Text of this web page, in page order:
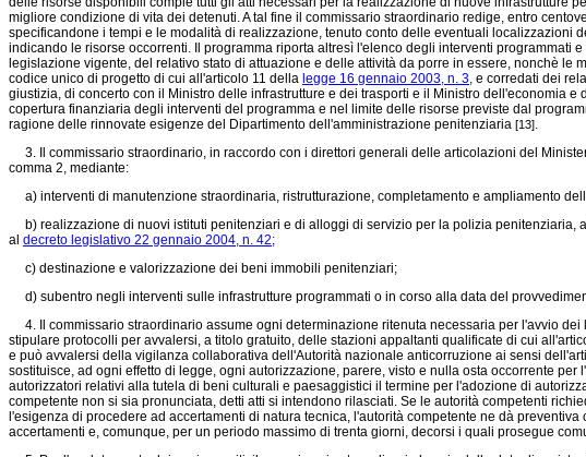
migliore condizione di vita dei detenuti. A tal fine il commissario straordinario redige, entro
specificandone i tempi e le modalità di realizzazione, tenuto conto delle eventuali localizzazioni
indicando le risorse occorrenti. Il programma riporta altresì l'elenco degli interventi
legislazione vigente, del relativo stato di attuazione e delle attività da porre in essere, nonchè
codice unico di progetto di cui all'articolo 11 della legge 16 gennaio 2003, n. 3, e corredati dei
giustizia, di concerto con il Ministro delle infrastrutture e dei trasporti e il Ministro dell'economia
copertura finanziaria degli interventi del programma e nel limite delle risorse previste dal
ragione delle rinnovate esigenze del Dipartimento dell'amministrazione penitenziaria [13].
3. Il commissario straordinario, in raccordo con i direttori generali delle articolazioni del
comma 2, mediante:
a) interventi di manutenzione straordinaria, ristrutturazione, completamento e ampliamento
b) realizzazione di nuovi istituti penitenziari e di alloggi di servizio per la polizia penitenziaria,
al decreto legislativo 22 gennaio 2004, n. 42;
c) destinazione e valorizzazione dei beni immobili penitenziari;
d) subentro negli interventi sulle infrastrutture programmati o in corso alla data del
4. Il commissario straordinario assume ogni determinazione ritenuta necessaria per l'avvio
stipulare protocolli per avvalersi, a titolo gratuito, delle stazioni appaltanti qualificate di cui
e può avvalersi della vigilanza collaborativa dell'Autorità nazionale anticorruzione ai sensi
sostituisce, ad ogni effetto di legge, ogni autorizzazione, parere, visto e nulla osta occorrente
autorizzatori relativi alla tutela di beni culturali e paesaggistici il termine per l'adozione di
competente non si sia pronunciata, detti atti si intendono rilasciati. Se le autorità competenti
l'esigenza di procedere ad accertamenti di natura tecnica, l'autorità competente ne dà
accertamenti e, comunque, per un periodo massimo di trenta giorni, decorsi i quali prosegue